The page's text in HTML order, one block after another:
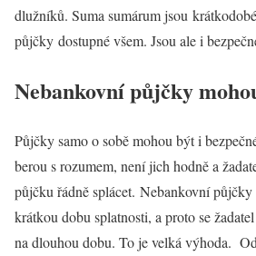
dlužníků. Suma sumárum jsou
půjčky dostupné všem. Jsou ale i
Nebankovní půjčky
Půjčky samo o sobě mohou být i
berou s rozumem, není jich hodně a
půjčku řádně splácet. Nebankovní půjčky
krátkou dobu splatnosti, a proto se
na dlouhou dobu. To je velká výhoda.